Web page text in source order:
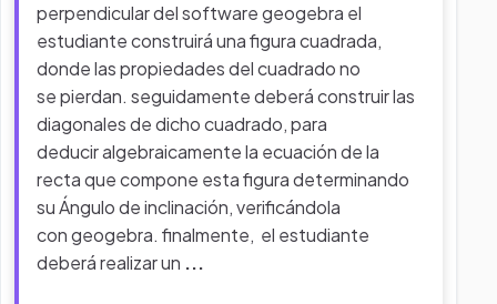
perpendicular del software geogebra el
estudiante construirá una figura cuadrada,
donde las propiedades del cuadrado no
se pierdan. seguidamente deberá construir las
diagonales de dicho cuadrado, para
deducir algebraicamente la ecuación de la
recta que compone esta figura determinando
su Ángulo de inclinación, verificándola
con geogebra. finalmente, el estudiante
deberá realizar un ...